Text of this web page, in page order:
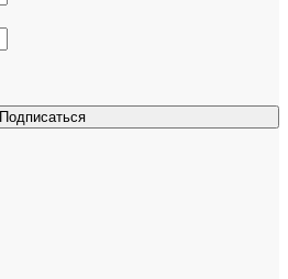
Подписаться